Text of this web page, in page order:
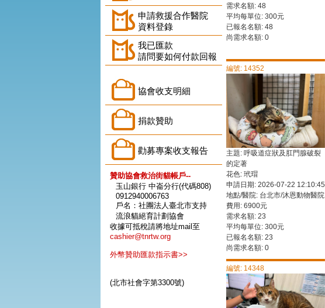
申請救援合作醫院
資料登錄
我已匯款
請問要如何付款回報
協會收支明細
捐款贊助
勸募專案收支報告
贊助協會救治街貓帳戶--
玉山銀行 中崙分行(代碼808)
0912940006763
戶名：社團法人臺北市支持
流浪貓絕育計劃協會
收據可抵稅請將地址mail至
cashier@tnrtw.org
外幣贊助匯款指示書>>
(北市社會字第3300號)
需求名額: 48
平均每單位: 300元
已報名名額: 48
尚需求名額: 0
編號: 14352
主題: 呼吸道症狀及肛門腺破裂
的定著
花色: 玳瑁
申請日期: 2026-07-22 12:10:45
地點/醫院: 台北市/沐恩動物醫院
費用: 6900元
需求名額: 23
平均每單位: 300元
已報名名額: 23
尚需求名額: 0
編號: 14348